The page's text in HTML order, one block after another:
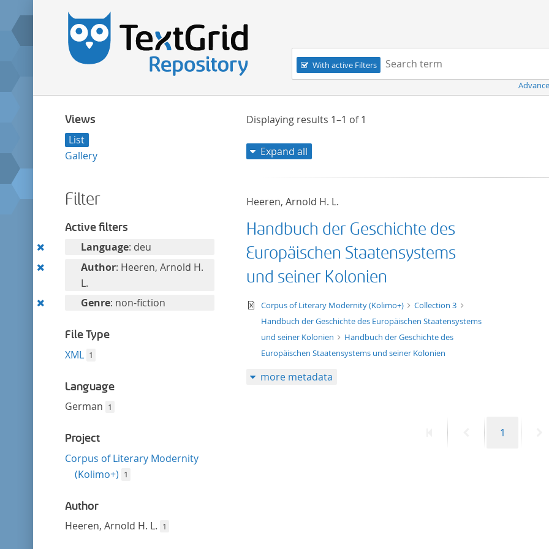
Navigation
With active Filters
Search term:
Views
List
Gallery
Filter
Active filters
RemoveLanguage: deu
RemoveAuthor: Heeren, Arnold H.
L.
Remove
filter
Genre: non-fiction
File Type
XML 1
Language
German 1
Project
Corpus of Literary Modernity
(Kolimo+) 1
Author
Heeren, Arnold H. L. 1
Displaying results 1–1 of1
Expand all
Heeren, Arnold H. L.
Handbuch der Geschichte des
Europäischen Staatensystems
und seiner Kolonien
text/xml
Corpus of Literary Modernity (Kolimo+)
Collection 3
Handbuch der Geschichte des Europäischen Staatensystems
und seiner Kolonien
Handbuch der Geschichte des
Europäischen Staatensystems und seiner Kolonien
more metadata
PreviousPage
1